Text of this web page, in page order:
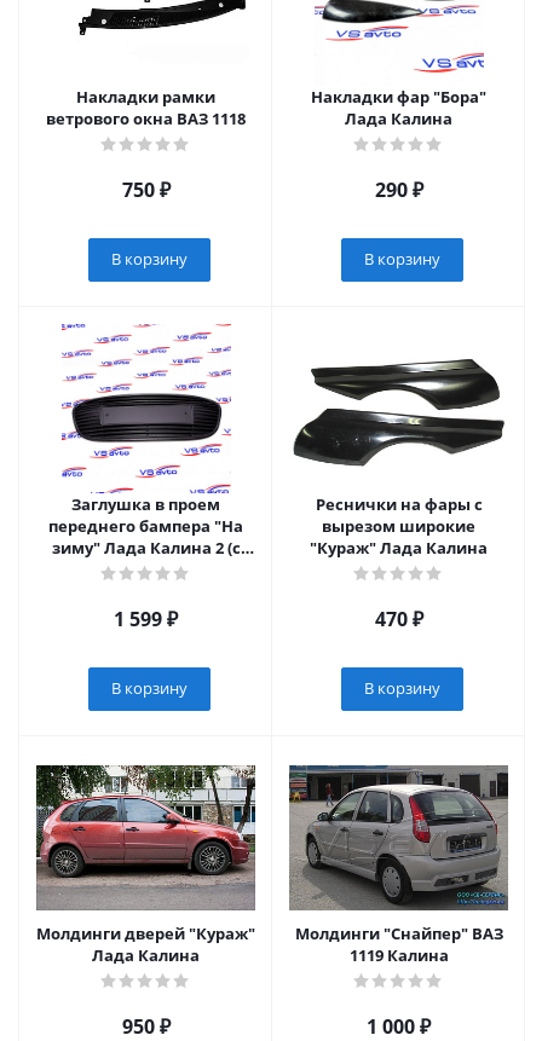
Накладки рамки
ветрового окна ВАЗ 1118
750₽
В корзину
Накладки фар "Бора"
Лада Калина
290₽
В корзину
Заглушка в проем
переднего бампера "На
зиму" Лада Калина 2 (с
2013 г.в.)
1 599₽
В корзину
Реснички на фары с
вырезом широкие
"Кураж" Лада Калина
470₽
В корзину
Молдинги дверей "Кураж"
Лада Калина
950₽
Молдинги "Снайпер" ВАЗ
1119 Калина
1 000₽